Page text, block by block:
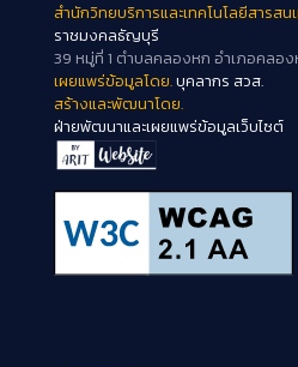
สำนักวิทยบริการและเทคโนโลยีสารสน
ราชมงคลธัญบุรี
39 หมู่ที่ 1 ตำบลคลองหก อำเภอคลอ
เผยแพร่ข้อมูลโดย.บุคลากร สวส.
สร้างและพัฒนาโดย.
ฝ่ายพัฒนาและเผยแพร่ข้อมูลเว็บไซต์